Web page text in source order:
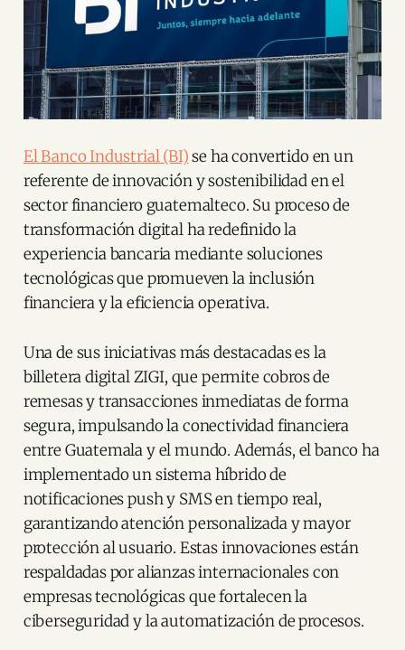
El Banco Industrial (BI)se ha convertido en un
referente de innovación y sostenibilidad en el
sector financiero guatemalteco. Su proceso de
transformación digital ha redefinido la
experiencia bancaria mediante soluciones
tecnológicas que promueven la inclusión
financiera y la eficiencia operativa.
Una de sus iniciativas más destacadas es la
billetera digital ZIGI, que permite cobros de
remesas y transacciones inmediatas de forma
segura, impulsando la conectividad financiera
entre Guatemala y el mundo. Además, el banco ha
implementado un sistema híbrido de
notificaciones push y SMS en tiempo real,
garantizando atención personalizada y mayor
protección al usuario. Estas innovaciones están
respaldadas por alianzas internacionales con
empresas tecnológicas que fortalecen la
ciberseguridad y la automatización de procesos.